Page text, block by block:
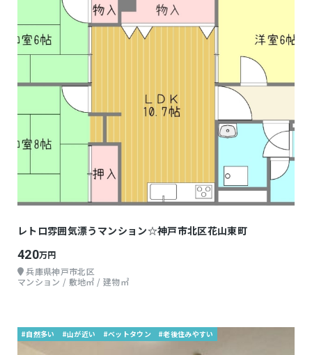
レトロ雰囲気漂うマンション☆神戸市北区花山東町
420万円
兵庫県神戸市北区
マンション / 敷地㎡ / 建物㎡
#自然多い #山が近い #ベットタウン #老後住みやすい